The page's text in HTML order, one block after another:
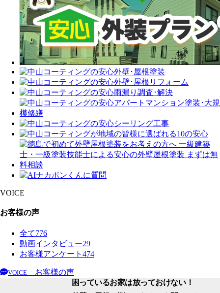
VOICE
お客様の声
全て776
動画インタビュー29
お客様アンケート 474
VOICE
お客様の声
困っているお家は放っておけない！